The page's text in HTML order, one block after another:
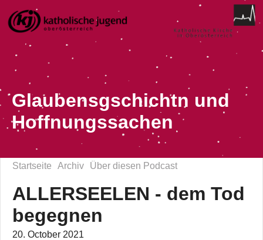
Glaubensgschichtn und
Hoffnungssachen
Startseite Archiv Über diesen Podcast
ALLERSEELEN - dem Tod
begegnen
20. October 2021